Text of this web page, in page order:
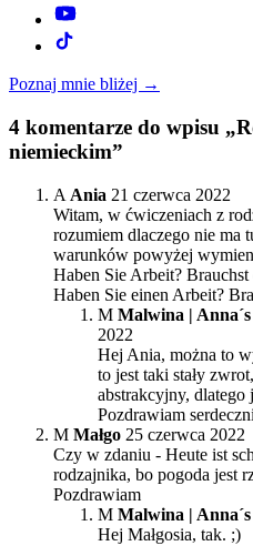
Poznaj mnie bliżej →
4 komentarze do wpisu
niemieckim”
A Ania 21 czerwca 2022
Witam, w ćwiczeniach z
rozumiem dlaczego nie ma
warunków powyżej
Haben Sie Arbeit?
Haben Sie einen Arbeit?
M Malwina |
2022
Hej Ania, można to
to jest taki stały
abstrakcyjny, dlatego
Pozdrawiam
M Małgo 25 czerwca 2022
Czy w zdaniu - Heute ist
rodzajnika, bo pogoda jest
Pozdrawiam
M Malwina |
Hej Małgosia, tak. ;)